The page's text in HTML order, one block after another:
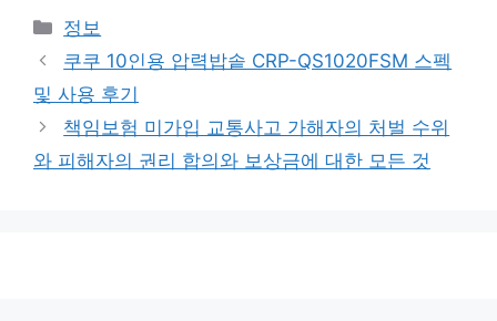
카
테
고
리
정보
쿠쿠 10인용 압력밥솥 CRP-QS1020FSM 스펙
및 사용 후기
책임보험 미가입 교통사고 가해자의 처벌 수위
와 피해자의 권리 합의와 보상금에 대한 모든 것